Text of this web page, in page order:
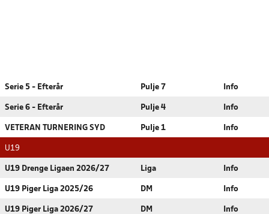
Serie 5 - Efterår Pulje 7 Info
Serie 6 - Efterår Pulje 4 Info
VETERAN TURNERING SYD Pulje 1 Info
U19
U19 Drenge Ligaen 2026/27 Liga Info
U19 Piger Liga 2025/26 DM Info
U19 Piger Liga 2026/27 DM Info